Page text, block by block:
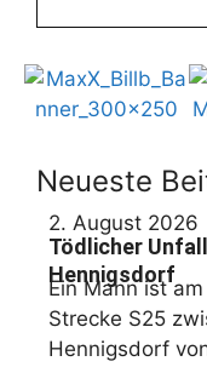
Neueste
2. August 2026
Tödlicher
Hennigsdorf
Ein Mann ist
Strecke S25
Hennigsdorf